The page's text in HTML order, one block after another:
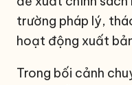
trường pháp lý,
hoạt động xuất
Trong bối cảnh